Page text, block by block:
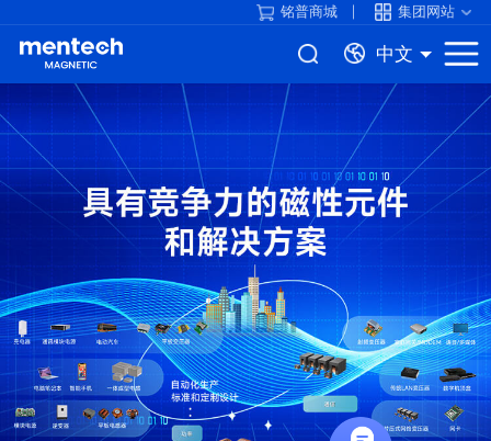
铭普商城 集团网站
中文